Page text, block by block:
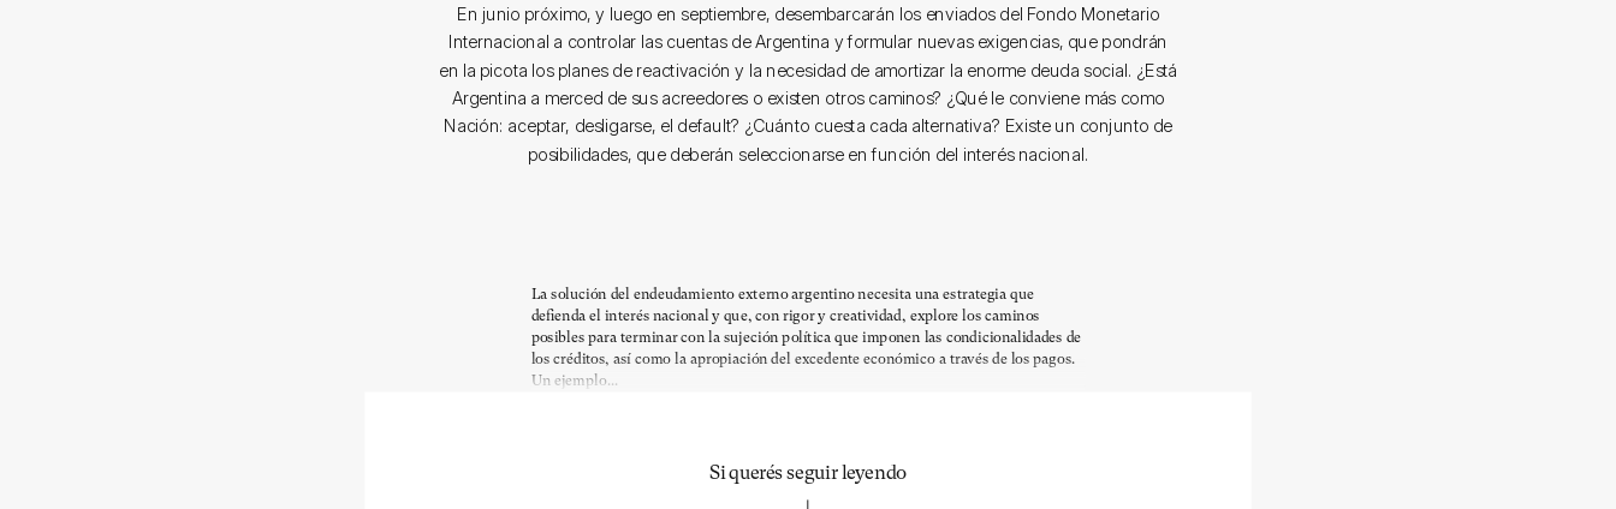
En junio próximo, y luego en septiembre, desembarcarán los enviados del Fondo Monetario
Internacional a controlar las cuentas de Argentina y formular nuevas exigencias, que pondrán
en la picota los planes de reactivación y la necesidad de amortizar la enorme deuda social. ¿Está
Argentina a merced de sus acreedores o existen otros caminos? ¿Qué le conviene más como
Nación: aceptar, desligarse, el default? ¿Cuánto cuesta cada alternativa? Existe un conjunto de
posibilidades, que deberán seleccionarse en función del interés nacional.
La solución del endeudamiento externo argentino necesita una estrategia que
defienda el interés nacional y que, con rigor y creatividad, explore los caminos
posibles para terminar con la sujeción política que imponen las condicionalidades de
los créditos, así como la apropiación del excedente económico a través de los pagos.
Un ejemplo...
Si querés seguir leyendo